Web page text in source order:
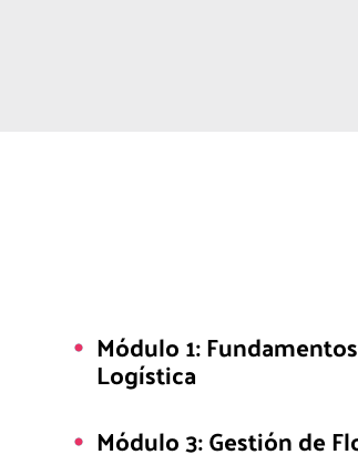
Módulo 1:
Logística
Módulo 3: Gestión de